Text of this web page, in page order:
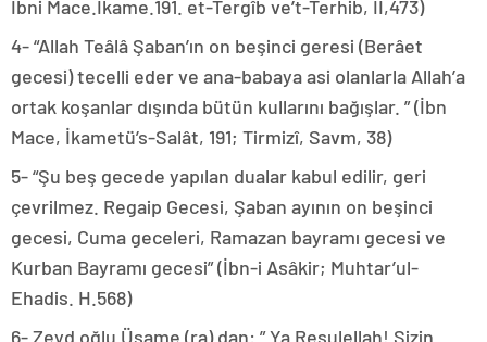
İbni Mace.İkame.191. et-Tergîb ve’t-Terhib, II,473)
4- “Allah Teâlâ Şaban’ın on beşinci geresi (Berâet
gecesi) tecelli eder ve ana-babaya asi olanlarla Allah’a
ortak koşanlar dışında bütün kullarını bağışlar. ” (İbn
Mace, İkametü’s-Salât, 191; Tirmizî, Savm, 38)
5- “Şu beş gecede yapılan dualar kabul edilir, geri
çevrilmez. Regaip Gecesi, Şaban ayının on beşinci
gecesi, Cuma geceleri, Ramazan bayramı gecesi ve
Kurban Bayramı gecesi” (İbn-i Asâkir; Muhtar’ul-
Ehadis. H.568)
6- Zeyd oğlu Üsame (ra) dan: ” Ya Resulellah! Sizin